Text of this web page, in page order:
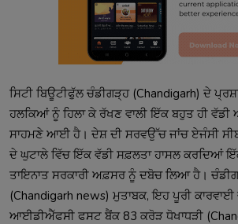
ਸਿਟੀ ਬਿਊਟੀਫੁੱਲ ਚੰਡੀਗੜ੍ਹ (Chandigarh) ਦੇ
ਹਲਕਿਆਂ ਨੂੰ ਹਿਲਾ ਕੇ ਰੱਖਣ ਵਾਲੀ ਇੱਕ ਬਹੁਤ ਹੀ
ਸਾਹਮਣੇ ਆਈ ਹੈ। ਦੇਸ਼ ਦੀ ਸਰਵਉੱਚ ਜਾਂਚ ਏਜੰਸੀ
ਦੇ ਘੁਟਾਲੇ ਵਿੱਚ ਇੱਕ ਵੱਡੀ ਸਫ਼ਲਤਾ ਹਾਸਲ ਕਰਦਿਆਂ
ਤਾਇਨਾਤ ਸਰਕਾਰੀ ਅਫ਼ਸਰ ਨੂੰ ਦਬੋਚ ਲਿਆ ਹੈ।
(Chandigarh news) ਮੁਤਾਬਕ, ਇਹ ਪੂਰੀ
ਆਈਡੀਐੱਫਸੀ ਫਸਟ ਬੈਂਕ 83 ਕਰੋੜ ਧੋਖਾਧੜੀ